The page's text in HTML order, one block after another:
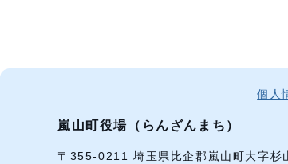
個人
嵐山町役場（らんざんまち）
〒355-0211 埼玉県比企郡嵐山町大字杉